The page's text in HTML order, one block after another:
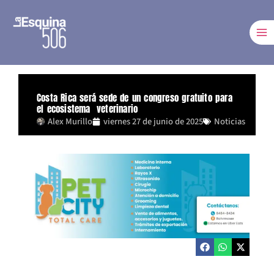
Costa Rica será sede de un congreso gratuito para
el ecosistema veterinario
Alex Murillo viernes 27 de junio de 2025 Noticias